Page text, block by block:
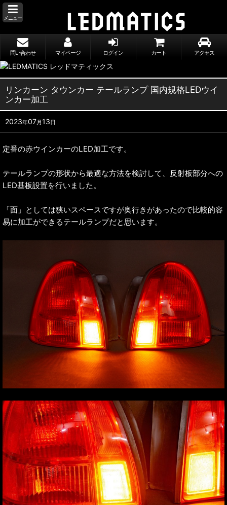
メニュー
問い合わせ マイページ ログイン カート アクセス
リンカーン タウンカー テールランプ 国内規格LEDウイ
ンカー加工
2023年07月13日
定番の赤ウインカーのLED加工です。
テールランプの形状から最適な方法を検討して、反射板部分への
LED基板設置を行いました。
「面」としては狭いスペースですが奥行きがあったので比較的容
易に加工ができるテールランプだと思います。